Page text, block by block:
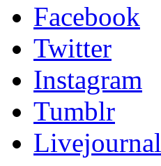
Facebook
Twitter
Instagram
Tumblr
Livejournal